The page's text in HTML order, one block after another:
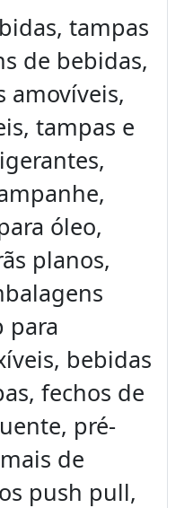
tampas
de bebidas,
amovíveis,
tampas e
óleo,
planos,
para
bebidas
fechos de
pré-
de
push pull,